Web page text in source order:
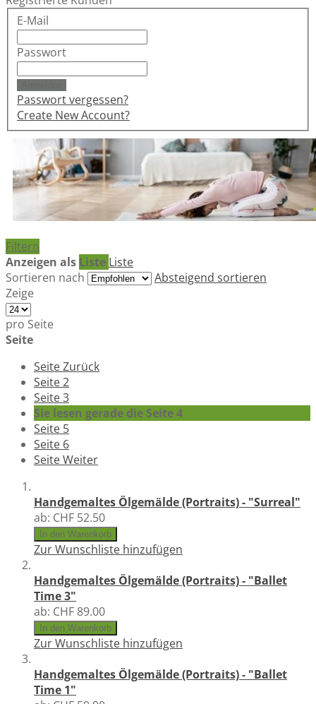
E-Mail
Passwort
Passwort vergessen?
Create New Account?
Filtern
Anzeigen als Liste Liste
Sortieren nach
Absteigend sortieren
Zeige
pro Seite
Seite
SeiteZurück
Seite2
Seite3
Sie lesen gerade die Seite4
Seite 5
Seite 6
SeiteWeiter
Handgemaltes Ölgemälde (Portraits) - "Surreal"
ab: CHF 52.50
In den Warenkorb
Zur Wunschliste hinzufügen
Handgemaltes Ölgemälde (Portraits) - "Ballet
Time 3"
ab: CHF 89.00
In den Warenkorb
Zur Wunschliste hinzufügen
Handgemaltes Ölgemälde (Portraits) - "Ballet
Time 1"